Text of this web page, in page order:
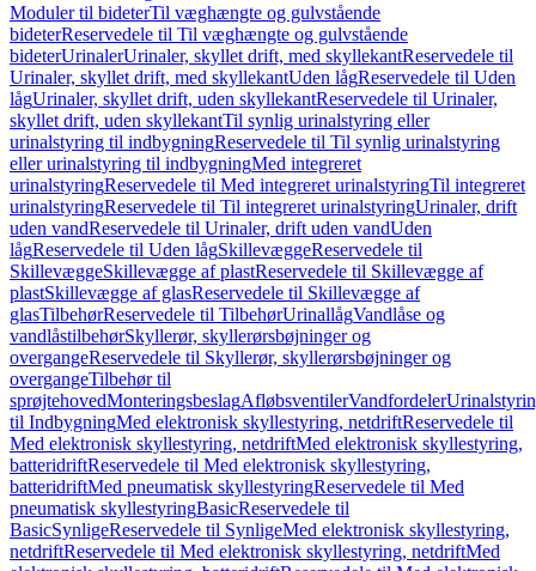
Moduler til bideterTil væghængte og gulvstående
bideterReservedele til Til væghængte og gulvstående
bideterUrinalerUrinaler, skyllet drift, med skyllekantReservedele til
Urinaler, skyllet drift, med skyllekantUden lågReservedele til Uden
lågUrinaler, skyllet drift, uden skyllekantReservedele til Urinaler,
skyllet drift, uden skyllekantTil synlig urinalstyring eller
urinalstyring til indbygningReservedele til Til synlig urinalstyring
eller urinalstyring til indbygningMed integreret
urinalstyringReservedele til Med integreret urinalstyringTil integreret
urinalstyringReservedele til Til integreret urinalstyringUrinaler, drift
uden vandReservedele til Urinaler, drift uden vandUden
lågReservedele til Uden lågSkillevæggeReservedele til
SkillevæggeSkillevægge af plastReservedele til Skillevægge af
plastSkillevægge af glasReservedele til Skillevægge af
glasTilbehørReservedele til TilbehørUrinallågVandlåse og
vandlåstilbehørSkyllerør, skyllerørsbøjninger og
overgangeReservedele til Skyllerør, skyllerørsbøjninger og
overgangeTilbehør til
sprøjtehovedMonteringsbeslagAfløbsventilerVandfordeler
til IndbygningMed elektronisk skyllestyring, netdriftReservedele til
Med elektronisk skyllestyring, netdriftMed elektronisk skyllestyring,
batteridriftReservedele til Med elektronisk skyllestyring,
batteridriftMed pneumatisk skyllestyringReservedele til Med
pneumatisk skyllestyringBasicReservedele til
BasicSynligeReservedele til SynligeMed elektronisk skyllestyring,
netdriftReservedele til Med elektronisk skyllestyring, netdriftMed